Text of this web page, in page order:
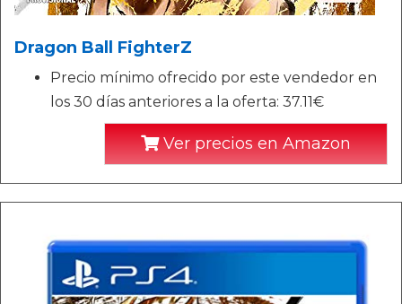
Dragon Ball FighterZ
Precio mínimo ofrecido por este vendedor en
los 30 días anteriores a la oferta: 37.11€
Ver precios en Amazon